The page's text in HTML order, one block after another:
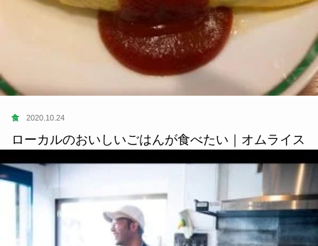
食 2020.10.24
ローカルのおいしいごはんが食べたい｜オムライス